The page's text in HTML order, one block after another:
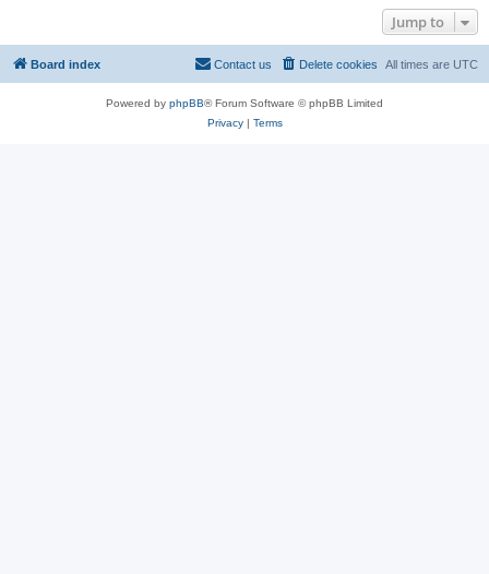
Jump to
Board index All times are UTC
Delete cookies
Contact us
Powered by phpBB® Forum Software © phpBB Limited
Privacy| Terms